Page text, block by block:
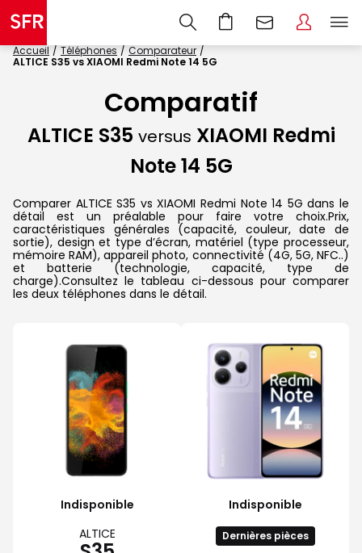
Accueil Téléphones
Comparateur
ALTICE S35 vs XIAOMI Redmi Note 14 5G
Comparatif
ALTICE S35 versus XIAOMI Redmi
Note 14 5G
Comparer ALTICE S35 vs XIAOMI Redmi Note 14 5G dans le
détail est un préalable pour faire votre choix.Prix,
caractéristiques générales (capacité, couleur, date de
sortie), design et type d’écran, matériel (type processeur,
mémoire RAM), appareil photo, connectivité (4G, 5G, NFC..)
et batterie (technologie, capacité, type de
charge).Consultez le tableau ci-dessous pour comparer
les deux téléphones dans le détail.
Indisponible
ALTICE
Indisponible
Dernières pièces